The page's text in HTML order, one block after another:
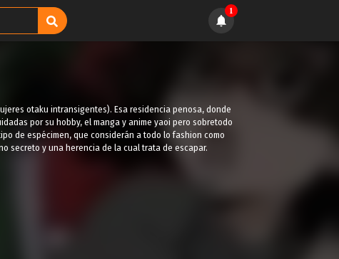
1
otaku intransigentes). Esa residencia penosa, donde
por su hobby, el manga y anime yaoi pero sobretodo
de espécimen, que considerán a todo lo fashion como
secreto y una herencia de la cual trata de escapar.